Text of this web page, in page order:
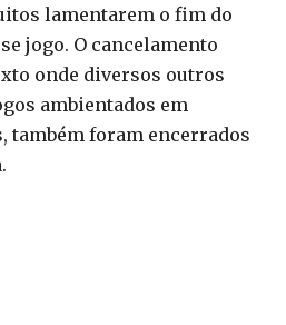
lamentarem o fim do
jogo. O cancelamento
onde diversos outros
ambientados em
também foram encerrados